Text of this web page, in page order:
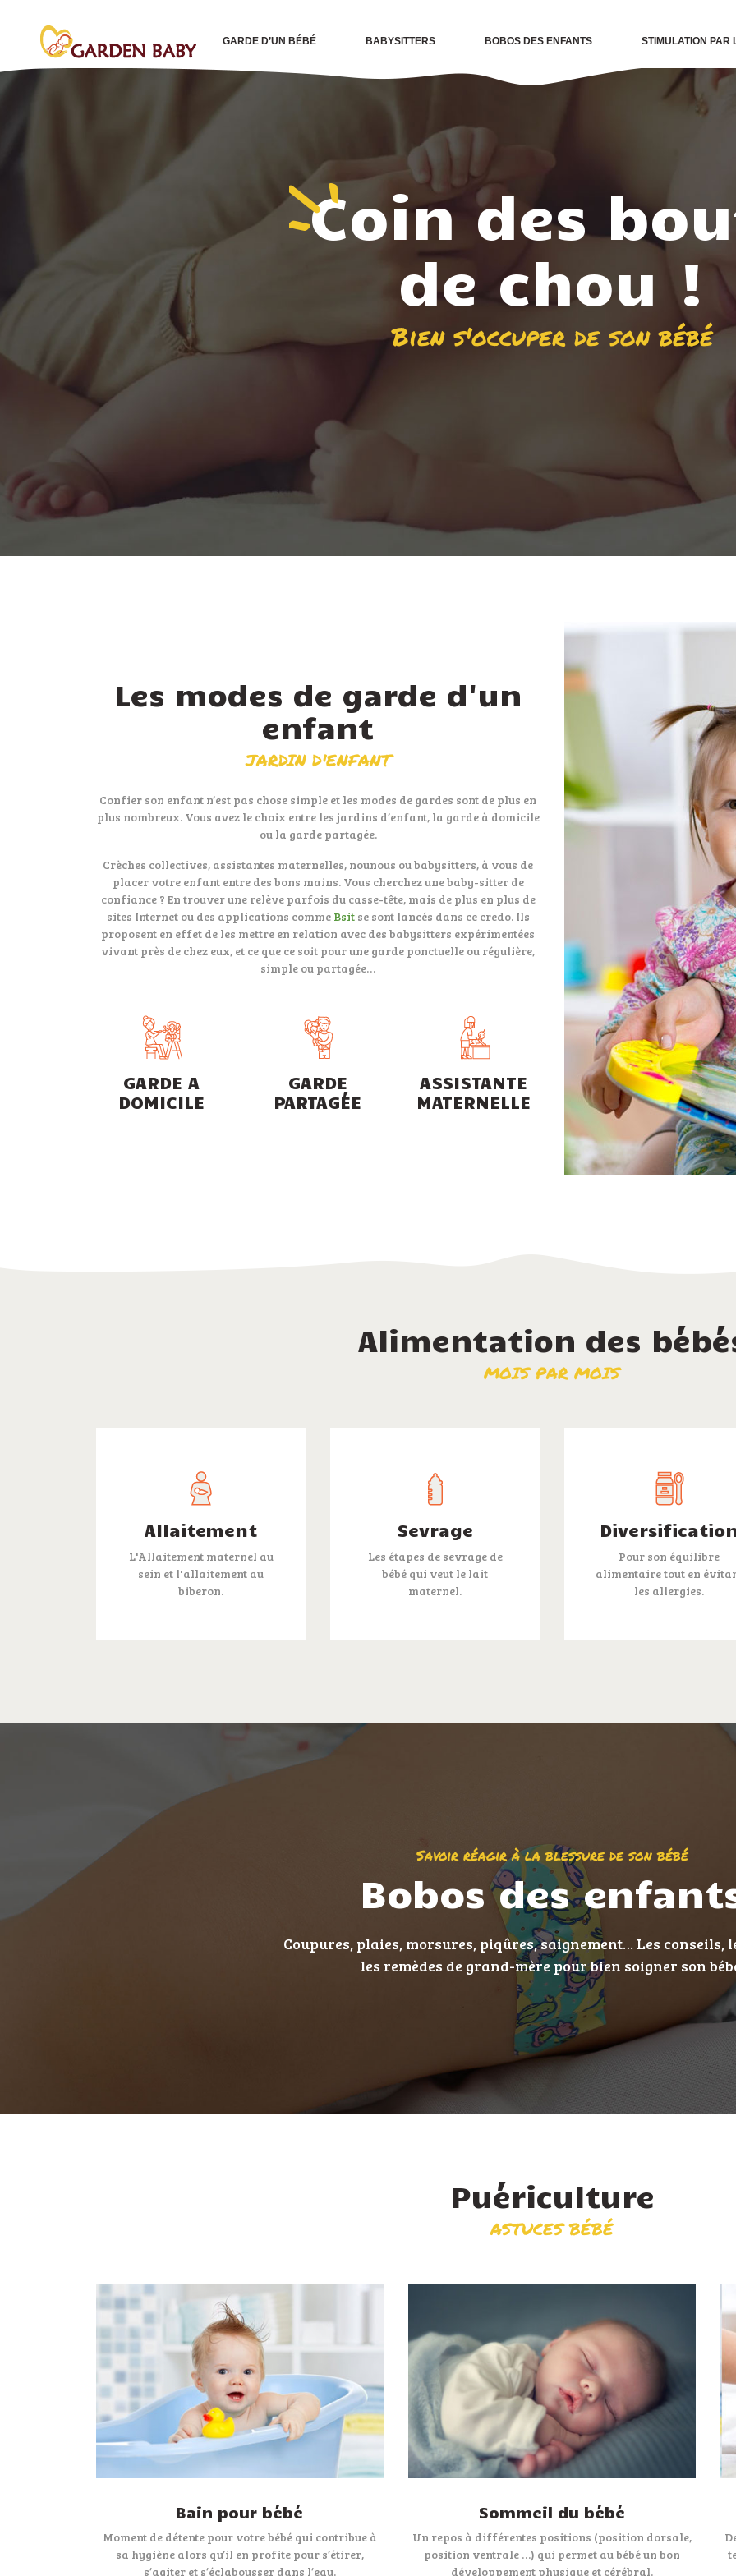
GARDE D’UN BÉBÉ BABYSITTERS BOBOS DES ENFANTS STIMULATION PAR
Coin des
de chou !
Bien s'occuper de son bébé
Les modes de garde d'un
enfant
JARDIN D'ENFANT
Confier son enfant n’est pas chose simple et les modes de gardes sont de plus en
plus nombreux. Vous avez le choix entre les jardins d’enfant, la garde à domicile
ou la garde partagée.
Crèches collectives, assistantes maternelles, nounous ou babysitters, à vous de
placer votre enfant entre des bons mains. Vous cherchez une baby-sitter de
confiance ? En trouver une relève parfois du casse-tête, mais de plus en plus de
sites Internet ou des applications comme Bsitse sont lancés dans ce credo. Ils
proposent en effet de les mettre en relation avec des babysitters expérimentées
vivant près de chez eux, et ce que ce soit pour une garde ponctuelle ou régulière,
simple ou partagée…
GARDE A
DOMICILE
GARDE
PARTAGÉE
ASSISTANTE
MATERNELLE
Alimentation des
MOIS PAR MOIS
Allaitement
L'Allaitement maternel au
sein et l'allaitement au
biberon.
Sevrage
Les étapes de sevrage de
bébé qui veut le lait
maternel.
Pour son équilibre
alimentaire tout en
les allergies.
Savoir réagir à la blessure de son bébé
Bobos des
Coupures, plaies, morsures, piqûres, saignement… Les conseils,
les remèdes de grand-mère pour bien soigner son
Puériculture
ASTUCES BÉBÉ
Bain pour bébé
Moment de détente pour votre bébé qui contribue à
sa hygiène alors qu’il en profite pour s’étirer,
s’agiter et s’éclabousser dans l’eau.
Sommeil du bébé
Un repos à différentes positions (position dorsale,
position ventrale …) qui permet au bébé un bon
développement physique et cérébral.